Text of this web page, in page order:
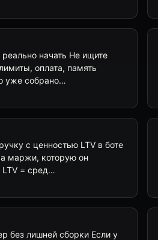
начать Не ищите
оплата, память
уже собрано…
с ценностью LTV в боте
маржи, которую он
LTV = сред…
без лишней сборки Если у